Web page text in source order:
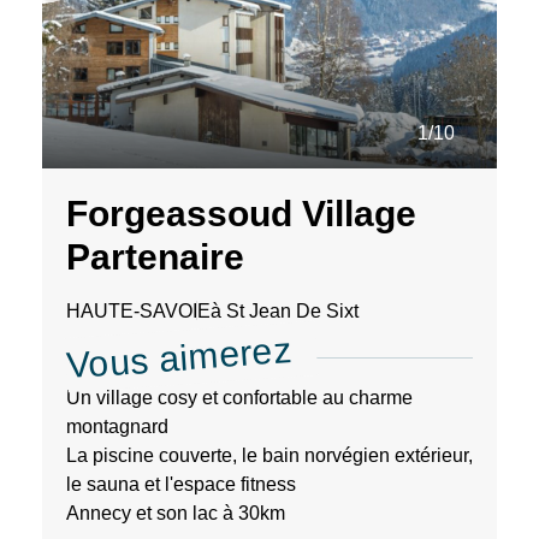
1/10
Forgeassoud Village
Partenaire
HAUTE-SAVOIEà St Jean De Sixt
Vous aimerez
Un village cosy et confortable au charme
montagnard
La piscine couverte, le bain norvégien extérieur,
le sauna et l'espace fitness
Annecy et son lac à 30km